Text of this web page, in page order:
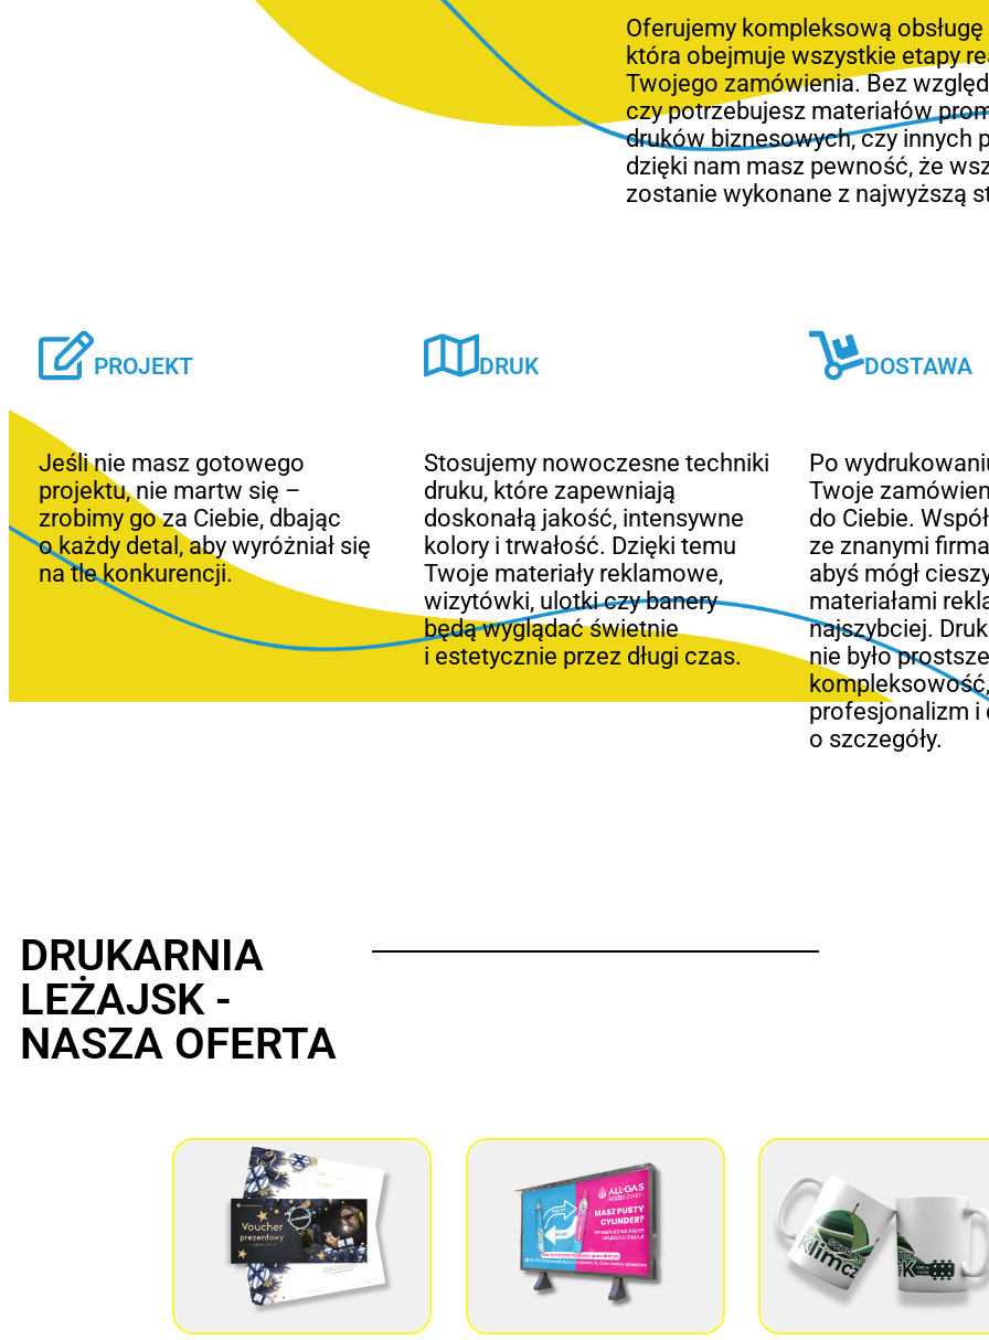
Oferujemy kompleksową
która obejmuje wszystkie etapy
Twojego zamówienia. Bez
czy potrzebujesz materiałów
druków biznesowych, czy innych
dzięki nam masz pewność, że
zostanie wykonane z najwyższą
PROJEKT
Jeśli nie masz gotowego
projektu, nie martw się –
zrobimy go za Ciebie, dbając
o każdy detal, aby wyróżniał się
na tle konkurencji.
DRUK
Stosujemy nowoczesne techniki
druku, które zapewniają
doskonałą jakość, intensywne
kolory i trwałość. Dzięki temu
Twoje materiały reklamowe,
wizytówki, ulotki czy banery
będą wyglądać świetnie
i estetycznie przez długi czas.
DOSTAWA
Po
Twoje
do Ciebie.
ze znanymi
abyś mógł
materiałami
najszybciej.
nie było
kompleksowość,
profesjonalizm i
o szczegóły.
DRUKARNIA
LEŻAJSK -
NASZA OFERTA